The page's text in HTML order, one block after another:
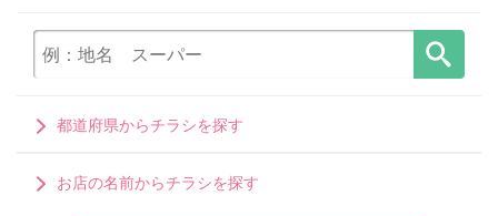
都道府県からチラシを探す
お店の名前からチラシを探す